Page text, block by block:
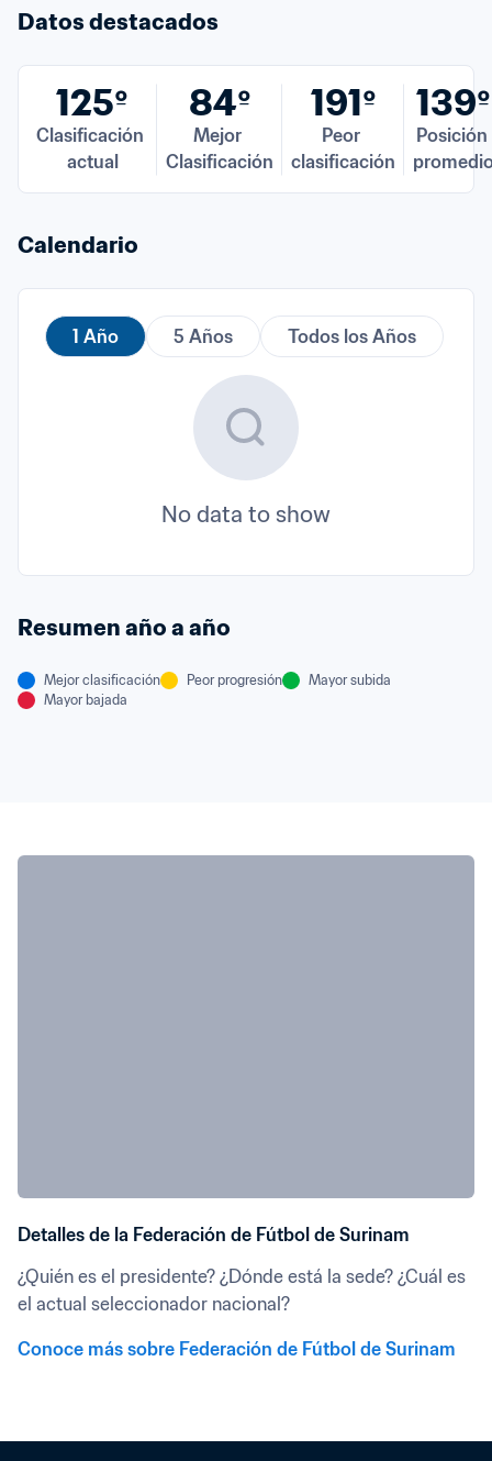
Datos destacados
125º
Clasificación
actual
84º
Mejor
Clasificación
191º
Peor
clasificación
139º
Posición
Calendario
1 Año 5 Años Todos los Años
No data to show
Resumen año a año
Mejor clasificación Peor progresión
Mayor subida
Mayor bajada
Detalles de la Federación de Fútbol de Surinam
¿Quién es el presidente? ¿Dónde está la sede? ¿Cuál es
el actual seleccionador nacional?
Conoce más sobre Federación de Fútbol de Surinam